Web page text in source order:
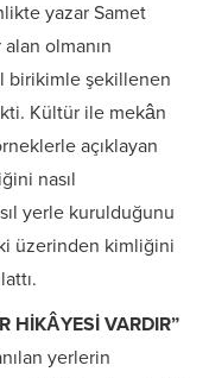
yazar Samet
olmanın
birikimle şekillenen
Kültür ile mekân
açıklayan
nasıl
yerle kurulduğunu
üzerinden kimliğini
HİKÂYESİ VARDIR”
yerlerin